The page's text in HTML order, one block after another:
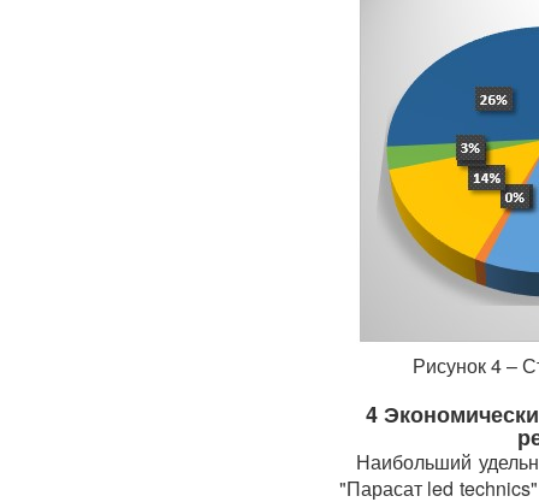
Рисунок 4 –
4
Наибольший
"Парасат led